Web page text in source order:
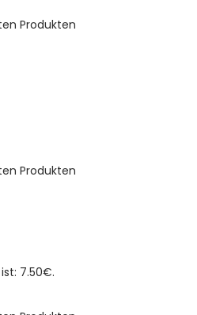
Produkten
Produkten
7.50€.